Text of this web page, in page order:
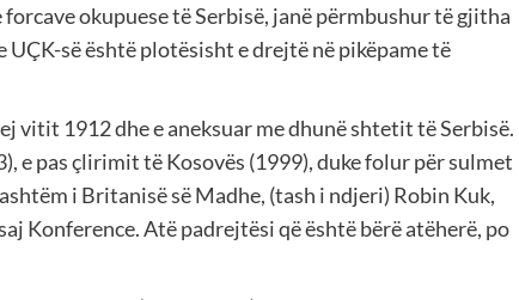
okupuese të Serbisë, janë përmbushur të gjitha
së është plotësisht e drejtë në pikëpame të
vitit 1912 dhe e aneksuar me dhunë shtetit të Serbisë.
e pas çlirimit të Kosovës (1999), duke folur për sulmet
i Britanisë së Madhe, (tash i ndjeri) Robin Kuk,
Konference. Atë padrejtësi që është bërë atëherë, po